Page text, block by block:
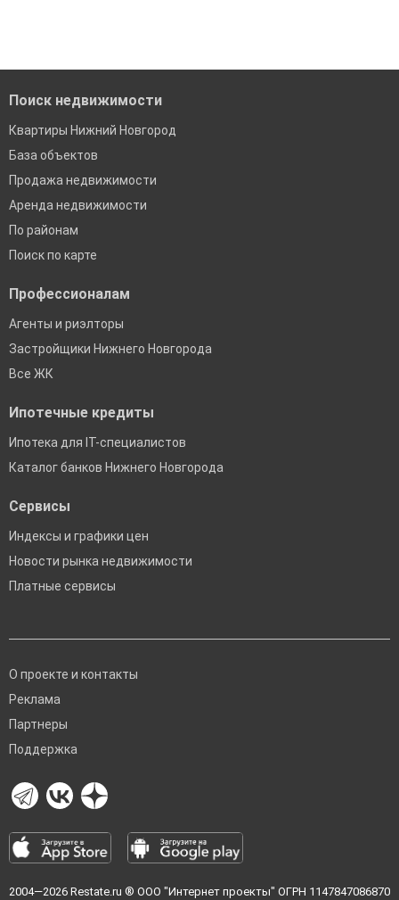
Поиск недвижимости
Квартиры Нижний Новгород
База объектов
Продажа недвижимости
Аренда недвижимости
По районам
Поиск по карте
Профессионалам
Агенты и риэлторы
Застройщики Нижнего Новгорода
Все ЖК
Ипотечные кредиты
Ипотека для IT-специалистов
Каталог банков Нижнего Новгорода
Сервисы
Индексы и графики цен
Новости рынка недвижимости
Платные сервисы
О проекте и контакты
Реклама
Партнеры
Поддержка
2004—2026 Restate.ru ® ООО "Интернет проекты" ОГРН 1147847086870